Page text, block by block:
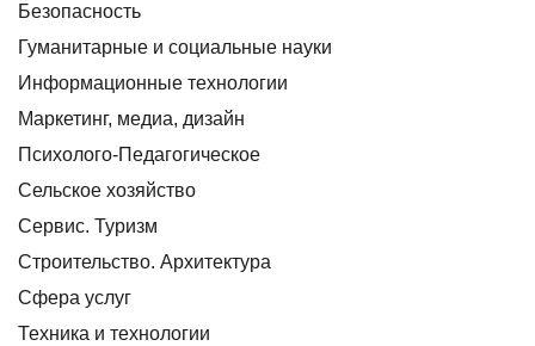
Безопасность
Гуманитарные и социальные науки
Информационные технологии
Маркетинг, медиа, дизайн
Психолого-Педагогическое
Сельское хозяйство
Сервис. Туризм
Строительство. Архитектура
Сфера услуг
Техника и технологии